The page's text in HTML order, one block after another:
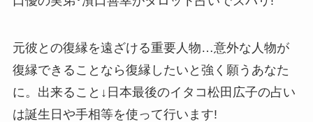
元彼との復縁を遠ざける重要人物…意外な人物が
復縁できることなら復縁したいと強く願うあなた
に。出来ること↓日本最後のイタコ松田広子の占い
は誕生日や手相等を使って行います!